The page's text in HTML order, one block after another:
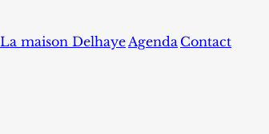
La maison Delhaye Agenda Contact